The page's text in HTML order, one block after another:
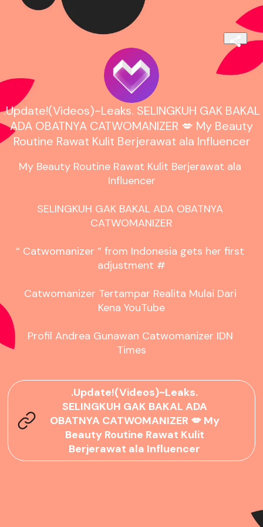
.Update!(Videos)~Leaks. SELINGKUH GAK BAKAL
ADA OBATNYA CATWOMANIZER 💋 My Beauty
Routine Rawat Kulit Berjerawat ala Influencer
My Beauty Routine Rawat Kulit Berjerawat ala
Influencer
SELINGKUH GAK BAKAL ADA OBATNYA
CATWOMANIZER
“ Catwomanizer ” from Indonesia gets her first
adjustment #
Catwomanizer Tertampar Realita Mulai Dari
Kena YouTube
Profil Andrea Gunawan Catwomanizer IDN
Times
.Update!(Videos)~Leaks.
SELINGKUH GAK BAKAL ADA
OBATNYA CATWOMANIZER 💋 My
Beauty Routine Rawat Kulit
Berjerawat ala Influencer